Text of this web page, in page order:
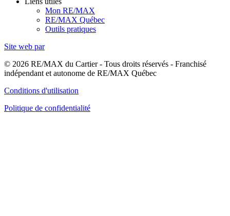
Mon RE/MAX
RE/MAX Québec
Outils pratiques
Site web par
© 2026 RE/MAX du Cartier - Tous droits réservés - Franchisé
indépendant et autonome de RE/MAX Québec
Conditions d'utilisation
Politique de confidentialité